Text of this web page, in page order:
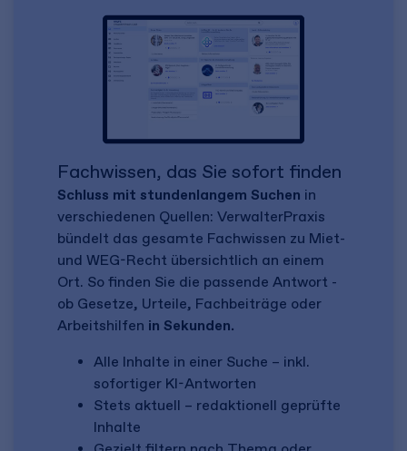
Fachwissen, das Sie sofort finden
Schluss mit stundenlangem Suchen in
verschiedenen Quellen: VerwalterPraxis
bündelt das gesamte Fachwissen zu Miet-
und WEG-Recht übersichtlich an einem
Ort. So finden Sie die passende Antwort -
ob Gesetze, Urteile, Fachbeiträge oder
Arbeitshilfen in Sekunden.
Alle Inhalte in einer Suche – inkl.
sofortiger KI-Antworten
Stets aktuell – redaktionell geprüfte
Inhalte